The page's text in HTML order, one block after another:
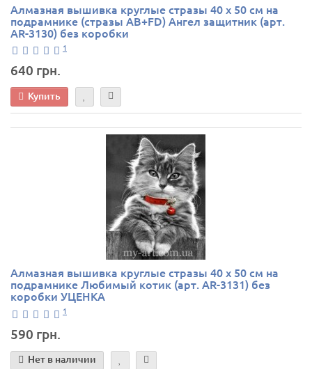
Алмазная вышивка круглые стразы 40 х 50 см на
подрамнике (стразы AB+FD) Ангел защитник (арт.
AR-3130) без коробки
1
640 грн.
Купить
Алмазная вышивка круглые стразы 40 х 50 см на
подрамнике Любимый котик (арт. AR-3131) без
коробки УЦЕНКА
1
590 грн.
Нет в наличии